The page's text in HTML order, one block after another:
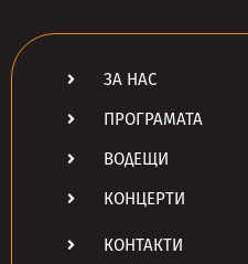
ЗА НАС
ПРОГРАМАТА
ВОДЕЩИ
КОНЦЕРТИ
КОНТАКТИ